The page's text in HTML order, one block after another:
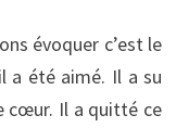
évoquer c’est le
a été aimé. Il a su
cœur. Il a quitté ce